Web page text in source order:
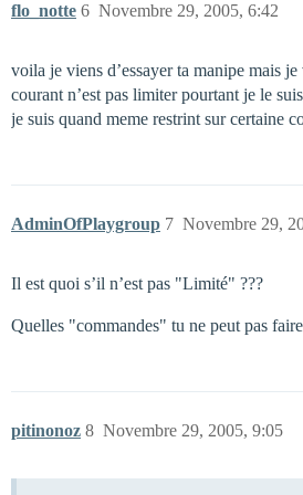
flo_notte Novembre 29, 2005, 6:42
6
voila je viens d’essayer ta manipe mais
courant n’est pas limiter pourtant je le suis
je suis quand meme restrint sur certaine
AdminOfPlaygroup Novembre 29,
7
Il est quoi s’il n’est pas "Limité" ???
Quelles "commandes" tu ne peut pas
pitinonoz Novembre 29, 2005, 9:05
8